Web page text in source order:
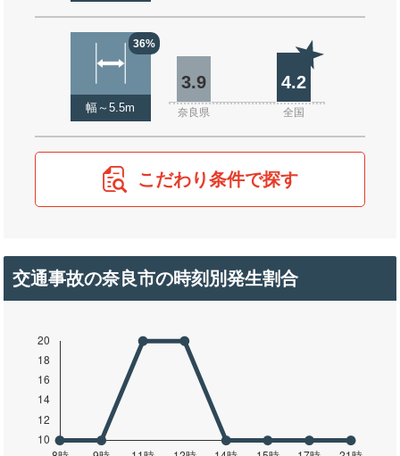
36%
幅～5.5m
3.9 4.2
奈良県 全国
こだわり条件で探す
交通事故の奈良市の時刻別発生割合